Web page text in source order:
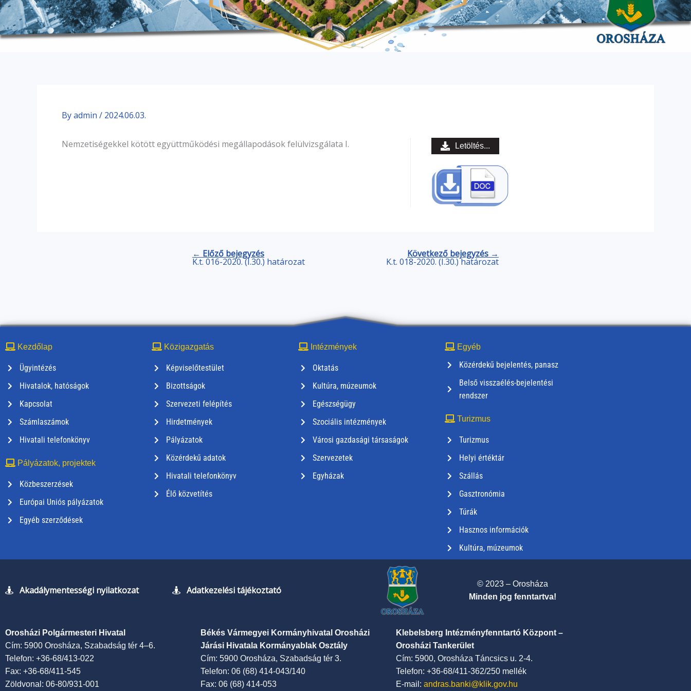
Byadmin / 2024.06.03.
Nemzetiségekkel kötött együttműködési megállapodások felülvizsgálata I. Letöltés...
← Előző bejegyzés
K.t. 016-2020. (I.30.) határozat
Következő bejegyzés →
K.t. 018-2020. (I.30.) határozat
Kezdőlap
Ügyintézés
Hivatalok, hatóságok
Kapcsolat
Számlaszámok
Hivatali telefonkönyv
Pályázatok, projektek
Közbeszerzések
Európai Uniós pályázatok
Egyéb szerződések
Közigazgatás
Képviselőtestület
Bizottságok
Szervezeti felépítés
Hirdetmények
Pályázatok
Közérdekű adatok
Hivatali telefonkönyv
Élő közvetítés
Intézmények
Oktatás
Kultúra, múzeumok
Egészségügy
Szociális intézmények
Városi gazdasági társaságok
Szervezetek
Egyházak
Egyéb
Közérdekű bejelentés, panasz
Belső visszaélés-bejelentési
rendszer
Turizmus
Turizmus
Helyi értéktár
Szállás
Gasztronómia
Túrák
Hasznos információk
Kultúra, múzeumok
Akadálymentességi nyilatkozat Adatkezelési tájékoztató
© 2023 – Orosháza
Minden jog fenntartva!
Orosházi Polgármesteri Hivatal
Cím: 5900 Orosháza, Szabadság tér 4–6.
Telefon: +36-68/413-022
Fax: +36-68/411-545
Zöldvonal: 06-80/931-001
Békés Vármegyei Kormányhivatal Orosházi
Járási Hivatala Kormányablak Osztály
Cím: 5900 Orosháza, Szabadság tér 3.
Telefon: 06 (68) 414-043/140
Fax: 06 (68) 414-053
Klebelsberg Intézményfenntartó Központ –
Orosházi Tankerület
Cím: 5900, Orosháza Táncsics u. 2-4.
Telefon: +36-68/411-362/250 mellék
E-mail: andras.banki@klik.gov.hu